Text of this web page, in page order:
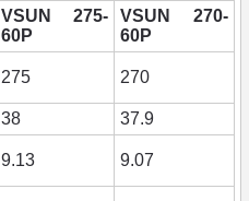
VSUN 275-
60P
VSUN 270-
60P
275 270
38
37.9
9.13 9.07